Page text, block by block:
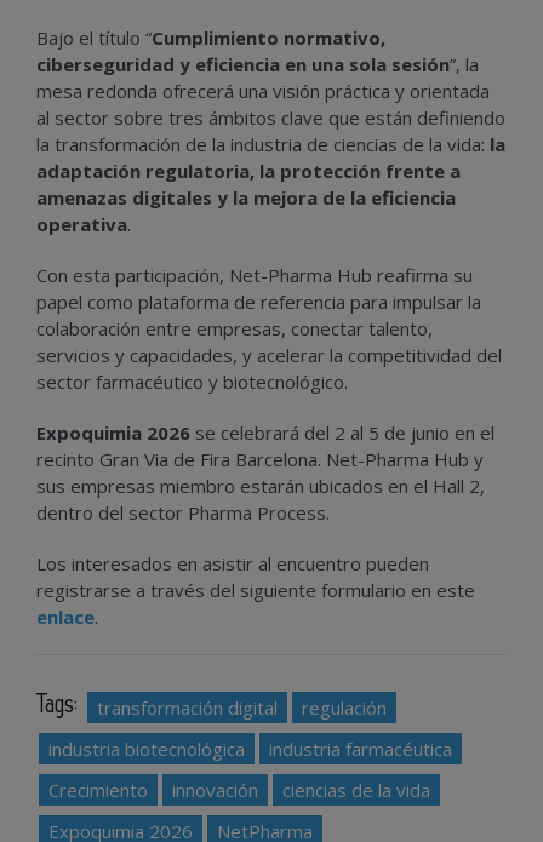
Bajo el título “Cumplimiento normativo,
ciberseguridad y eficiencia en una sola sesión”, la
mesa redonda ofrecerá una visión práctica y orientada
al sector sobre tres ámbitos clave que están definiendo
la transformación de la industria de ciencias de la vida: la
adaptación regulatoria, la protección frente a
amenazas digitales y la mejora de la eficiencia
operativa.
Con esta participación, Net-Pharma Hub reafirma su
papel como plataforma de referencia para impulsar la
colaboración entre empresas, conectar talento,
servicios y capacidades, y acelerar la competitividad del
sector farmacéutico y biotecnológico.
Expoquimia 2026 se celebrará del 2 al 5 de junio en el
recinto Gran Via de Fira Barcelona. Net-Pharma Hub y
sus empresas miembro estarán ubicados en el Hall 2,
dentro del sector Pharma Process.
Los interesados en asistir al encuentro pueden
registrarse a través del siguiente formulario en este
enlace.
Tags: transformación digital
regulación
industria biotecnológica
industria farmacéutica
Crecimiento
innovación
ciencias de la vida
Expoquimia 2026
NetPharma